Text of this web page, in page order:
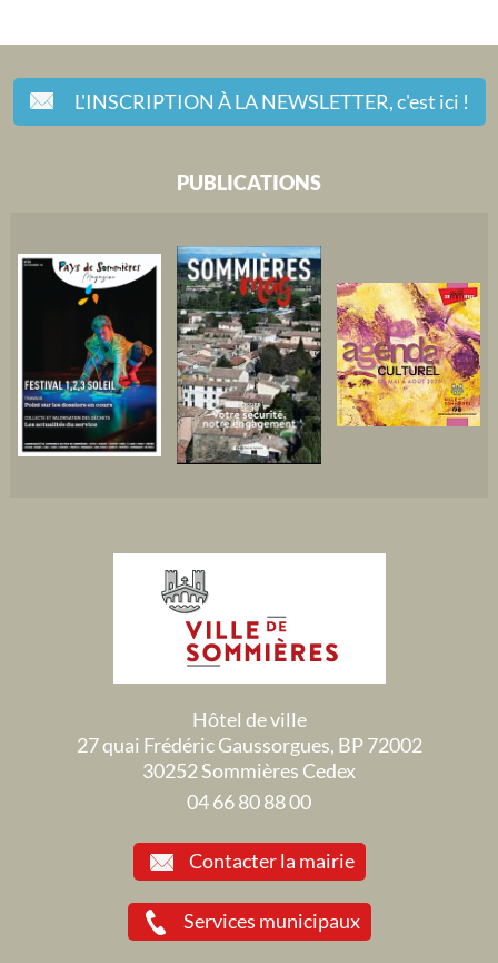
L'INSCRIPTION À LA NEWSLETTER,c'est ici !
PUBLICATIONS
Hôtel de ville
27 quai Frédéric Gaussorgues, BP 72002
30252 Sommières Cedex
04 66 80 88 00
Contacter la mairie
Services municipaux